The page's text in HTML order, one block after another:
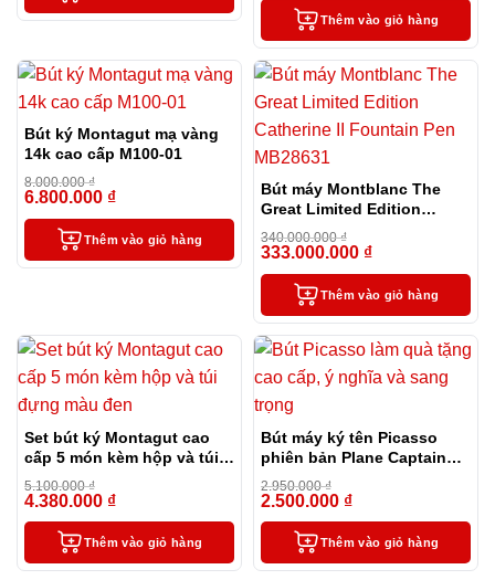
Thêm vào giỏ hàng
Bút ký Montagut mạ vàng
14k cao cấp M100-01
8.000.000₫
6.800.000 ₫
Thêm vào giỏ hàng
Bút máy Montblanc The
Great Limited Edition
Catherine II Fountain Pen
MB28631
340.000.000₫
333.000.000 ₫
Thêm vào giỏ hàng
Set bút ký Montagut cao
cấp 5 món kèm hộp và túi
đựng màu đen
5.100.000₫
4.380.000 ₫
Thêm vào giỏ hàng
Bút máy ký tên Picasso
phiên bản Plane Captain
đặc biệt
2.950.000₫
2.500.000 ₫
Thêm vào giỏ hàng